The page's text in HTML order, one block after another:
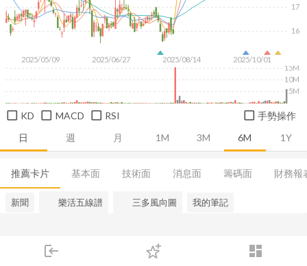
login dashboard
下單
日 週 月 1M 3M 6M 1Y
2025/05/09 2025/06/27 2025/08/14 2025/10/01
16
17
5M
10M
15M
KD MACD RSI 手勢操作
推薦卡片 基本面 技術面 消息面 籌碼面 財務報
新聞 樂活五線譜 三多風向圖 我的筆記